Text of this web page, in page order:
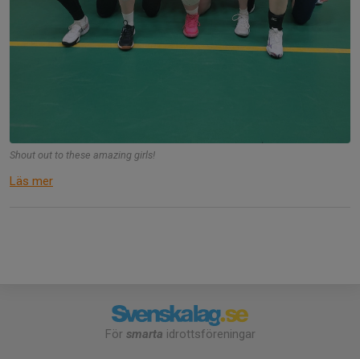
Shout out to these amazing girls!
Läs mer
För smarta idrottsföreningar